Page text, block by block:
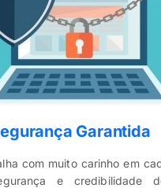
Garantida
com muito carinho em
e credibilidade